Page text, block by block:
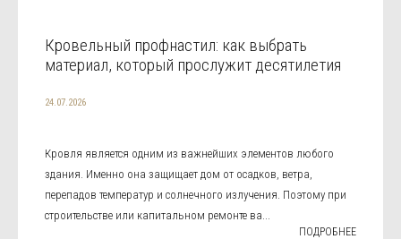
Кровельный профнастил: как выбрать
материал, который прослужит десятилетия
24.07.2026
Кровля является одним из важнейших элементов любого
здания. Именно она защищает дом от осадков, ветра,
перепадов температур и солнечного излучения. Поэтому при
строительстве или капитальном ремонте ва...
ПОДРОБНЕЕ